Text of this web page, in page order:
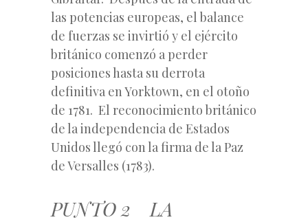
las potencias europeas, el balance
de fuerzas se invirtió y el ejército
británico comenzó a perder
posiciones hasta su derrota
definitiva en Yorktown, en el otoño
de 1781. El reconocimiento británico
de la independencia de Estados
Unidos llegó con la firma de la Paz
de Versalles (1783).
PUNTO 2 LA